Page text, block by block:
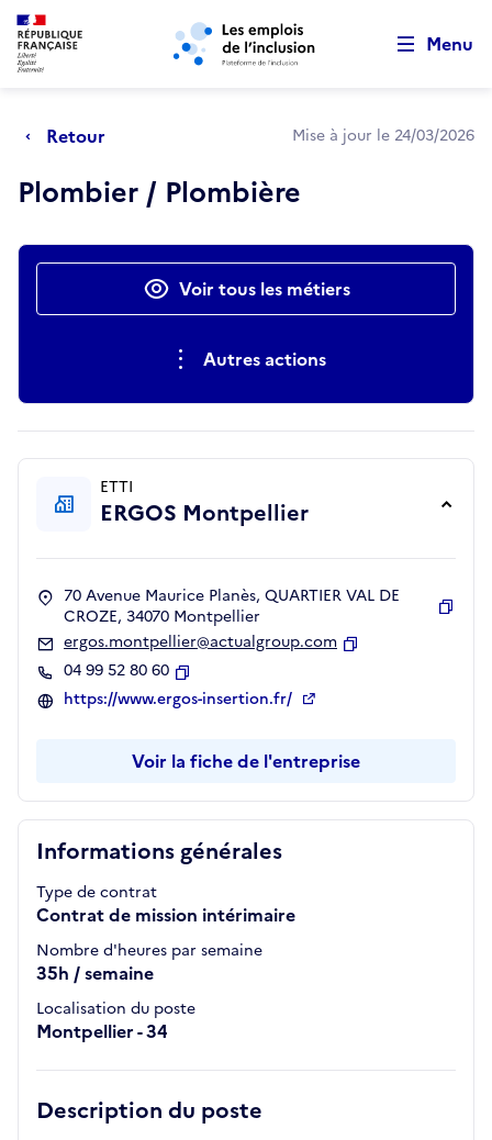
Aller au menu principal Aller au contenu principal
Menu
Retour Mise à jour le 24/03/2026
Plombier / Plombière
Actions rapidesVoir tous les métiers
Autres actions
Informations générales
Type de contrat
Contrat de mission intérimaire
Nombre d'heures par semaine
35h / semaine
Localisation du poste
Montpellier - 34
Description du poste
ETTI
ERGOS Montpellier
70 Avenue Maurice Planès, QUARTIER VAL DE
CROZE, 34070 Montpellier
ergos.montpellier@actualgroup.com
04 99 52 80 60
Copier
https://www.ergos-insertion.fr/
Voir la fiche de l'entreprise
Retour au début de la page
Panneau de gestion des cookies